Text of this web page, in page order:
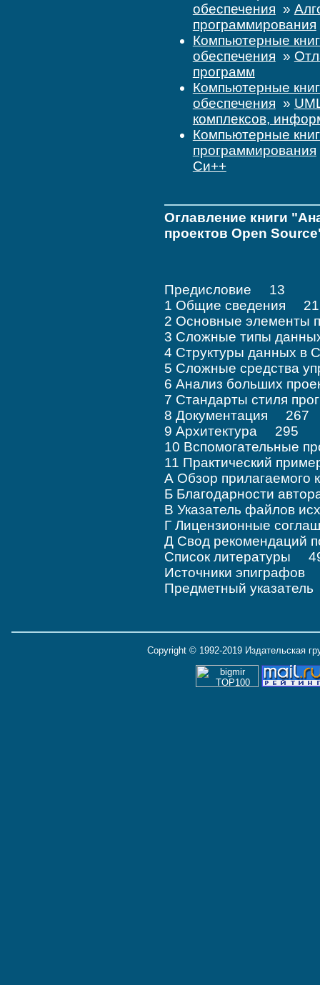
обеспечения »
программирования
Компьютерные
обеспечения »
программ
Компьютерные
обеспечения »
комплексов,
Компьютерные
программирования
Си++
Оглавление книги
проектов Open
Предисловие 13
1 Общие сведения 21
2 Основные
3 Сложные типы
4 Структуры данных
5 Сложные средства
6 Анализ больших
7 Стандарты стиля
8 Документация 267
9 Архитектура 295
10 Вспомогательные
11 Практический
А Обзор
Б Благодарности
В Указатель файлов
Г Лицензионные
Д Свод рекомендаций
Список литературы
Источники
Предметный
Copyright © 1992-2019 Издательская